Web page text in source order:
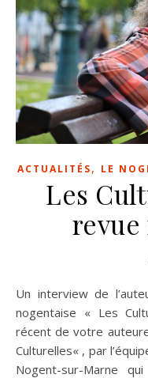
ACTUALITÉS, LE
Les
revue
Un interview de l’auteure Christine Barsi dans la revue
nogentaise « Les
récent de votre
Culturelles« , par
Nogent-sur-Marne